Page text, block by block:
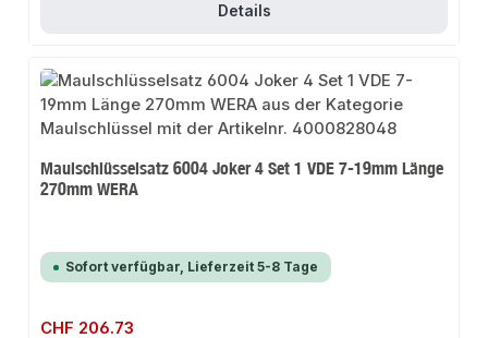
Details
Maulschlüsselsatz 6004 Joker 4 Set 1 VDE 7-19mm Länge
270mm WERA
Sofort verfügbar, Lieferzeit 5-8 Tage
Regulärer Preis:
CHF 206.73